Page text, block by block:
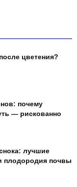
цветения?
почему
— рискованно
лучшие
плодородия почвы